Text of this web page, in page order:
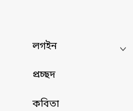
লগইন
প্রচ্ছদ
কবিতা